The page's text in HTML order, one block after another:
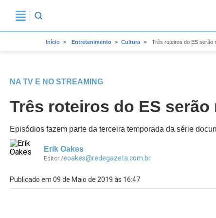
Início Entretenimento Cultura Três roteiros do ES serão
NA TV E NO STREAMING
Três roteiros do ES
Episódios fazem parte da terceira temporada da série
Erik Oakes
Editor /eoakes@redegazeta.com.br
Publicado em 09 de Maio de 2019 às 16:47